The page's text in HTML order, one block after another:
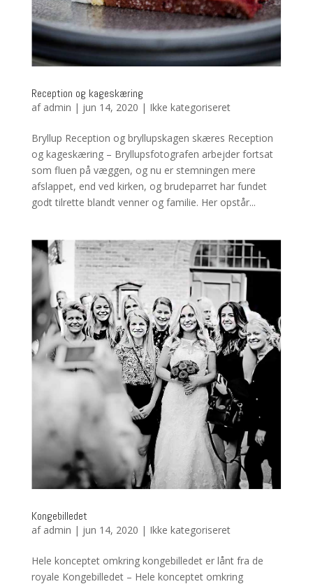
Reception og kageskæring
af admin | jun 14, 2020 | Ikke kategoriseret
Bryllup Reception og bryllupskagen skæres Reception
og kageskæring – Bryllupsfotografen arbejder fortsat
som fluen på væggen, og nu er stemningen mere
afslappet, end ved kirken, og brudeparret har fundet
godt tilrette blandt venner og familie. Her opstår...
Kongebilledet
af admin | jun 14, 2020 | Ikke kategoriseret
Hele konceptet omkring kongebilledet er lånt fra de
royale Kongebilledet – Hele konceptet omkring